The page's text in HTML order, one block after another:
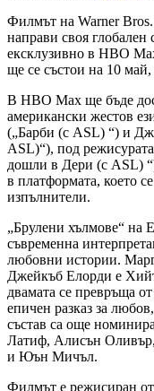
Филмът на Warner
направи своя
ексклузивно в HBO
ще се състои на 10
В HBO Max ще бъде
американски жестов
(„Барби (с ASL) “) и
ASL)“), под
дошли в Дери (с ASL)
в платформата, което
изпълнители.
„Брулени хълмове“ на
съвременна
любовни истории.
Джейкъб Елорди е
двамата се превръща
епичен разказ за
състав са още
Латиф, Алисън
и Юън Мичъл.
Филмът е режисиран